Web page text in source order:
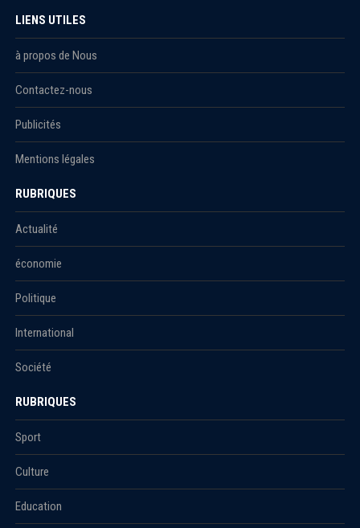
LIENS UTILES
à propos de Nous
Contactez-nous
Publicités
Mentions légales
RUBRIQUES
Actualité
économie
Politique
International
Société
RUBRIQUES
Sport
Culture
Education